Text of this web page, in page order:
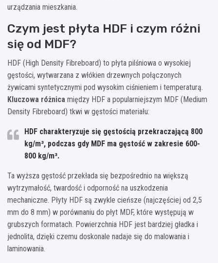
urządzania mieszkania.
Czym jest płyta HDF i czym różni
się od MDF?
HDF (High Density Fibreboard) to płyta pilśniowa o wysokiej
gęstości, wytwarzana z włókien drzewnych połączonych
żywicami syntetycznymi pod wysokim ciśnieniem i temperaturą.
Kluczowa różnica między HDF a popularniejszym MDF (Medium
Density Fibreboard) tkwi w gęstości materiału:
HDF charakteryzuje się gęstością przekraczającą 800
kg/m³, podczas gdy MDF ma gęstość w zakresie 600-
800 kg/m³.
Ta wyższa gęstość przekłada się bezpośrednio na większą
wytrzymałość, twardość i odporność na uszkodzenia
mechaniczne. Płyty HDF są zwykle cieńsze (najczęściej od 2,5
mm do 8 mm) w porównaniu do płyt MDF, które występują w
grubszych formatach. Powierzchnia HDF jest bardziej gładka i
jednolita, dzięki czemu doskonale nadaje się do malowania i
laminowania.